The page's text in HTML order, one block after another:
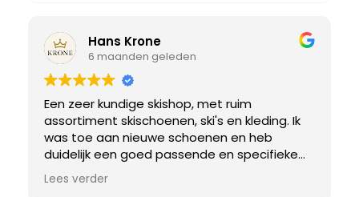
Hans Krone
6 maanden geleden
Een zeer kundige skishop, met ruim
assortiment skischoenen, ski's en kleding. Ik
was toe aan nieuwe schoenen en heb
duidelijk een goed passende en specifieke
breedtemaat nodig. Er werd uitgebreid de
tijd genomen om de juiste schoen te vinden.
Lees verder